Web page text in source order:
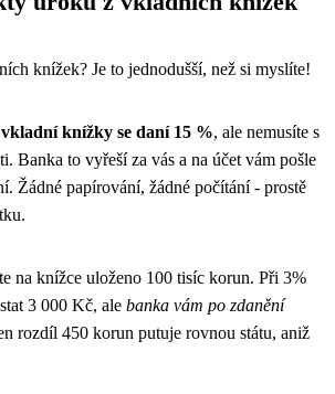
knížek? Je to jednodušší, než si myslíte!
knížky se daní 15 %, ale nemusíte s
Banka to vyřeší za vás a na účet vám pošle
Žádné papírování, žádné počítání - prostě
na knížce uloženo 100 tisíc korun. Při 3%
3 000 Kč, ale banka vám po zdanění
rozdíl 450 korun putuje rovnou státu, aniž